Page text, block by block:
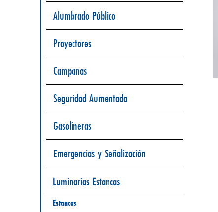
Alumbrado Público
Proyectores
Campanas
Seguridad Aumentada
Gasolineras
Emergencias y Señalización
Luminarias Estancas
Estancas